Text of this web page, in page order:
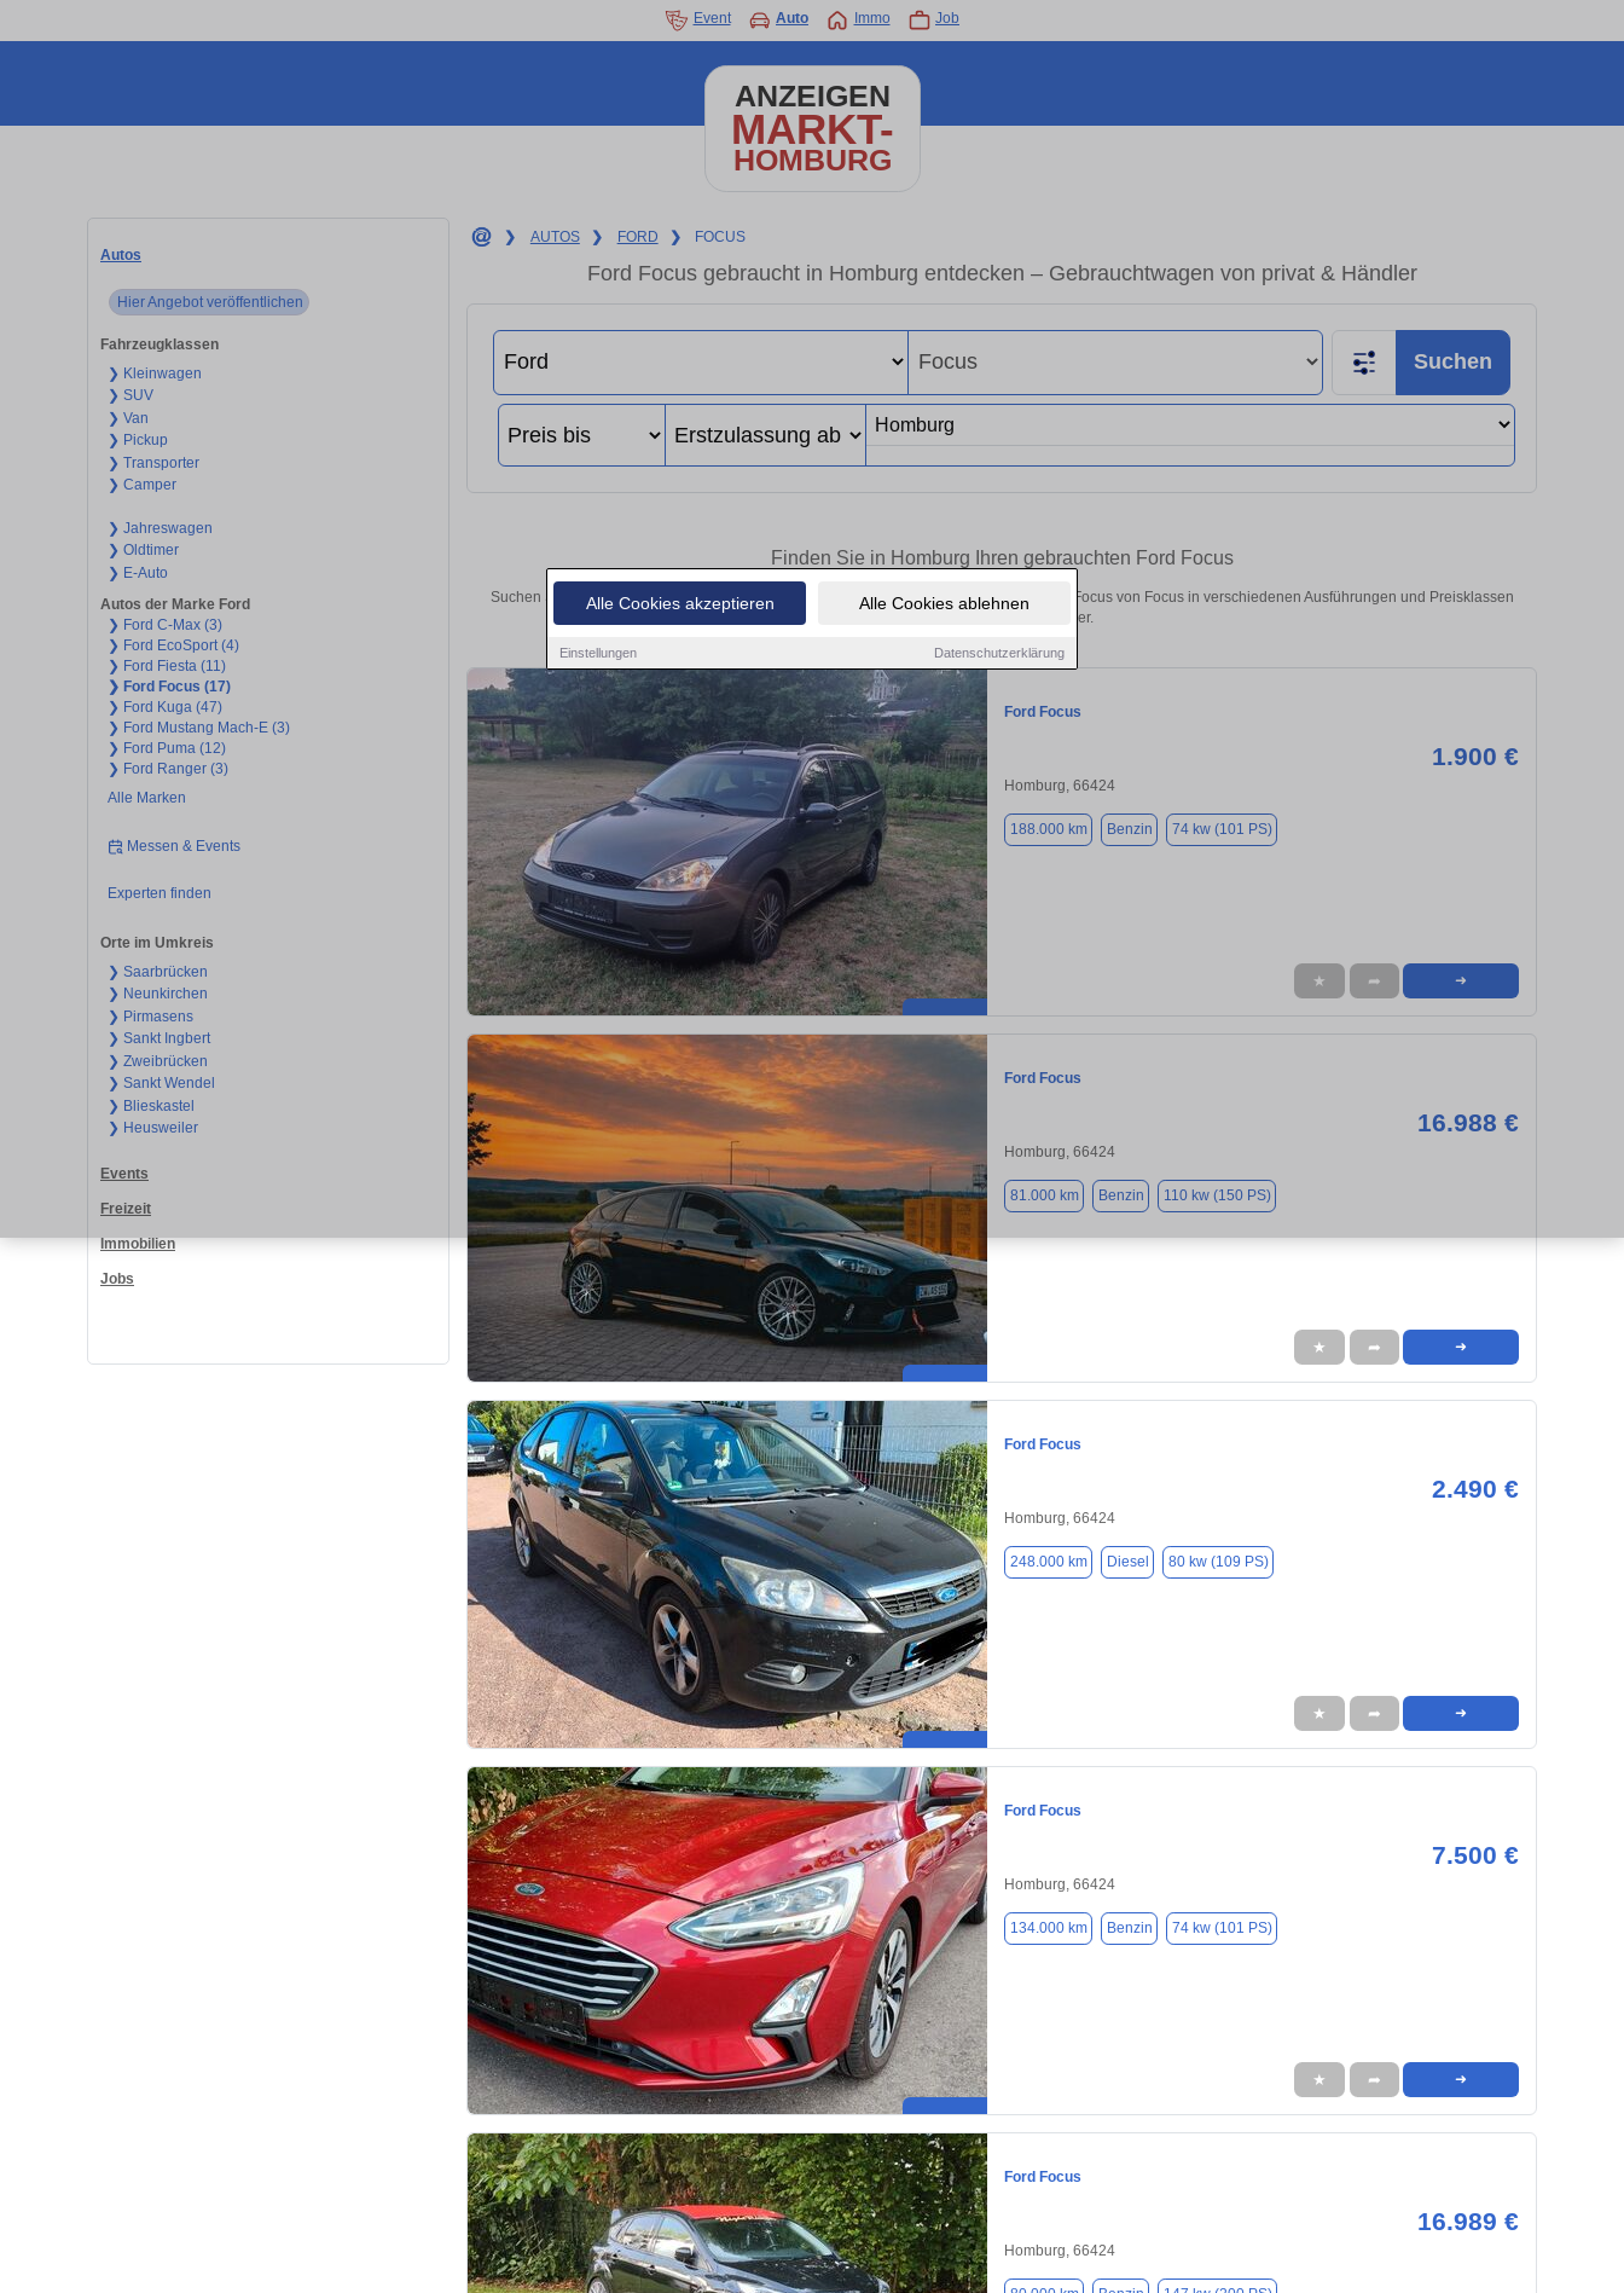
Alle Cookies akzeptieren Alle Cookies ablehnen
Einstellungen Datenschutzerklärung
Event Auto Immo Job
ANZEIGEN
MARKT-
HOMBURG
Autos
Hier Angebot veröffentlichen
Fahrzeugklassen
❯ Kleinwagen
❯ SUV
❯ Van
❯ Pickup
❯ Transporter
❯ Camper
❯ Jahreswagen
❯ Oldtimer
❯ E-Auto
Autos der Marke Ford
❯ Ford C-Max (3)
❯ Ford EcoSport (4)
❯ Ford Fiesta (11)
❯ Ford Focus (17)
❯ Ford Kuga (47)
❯ Ford Mustang Mach-E (3)
❯ Ford Puma (12)
❯ Ford Ranger (3)
Alle Marken
Messen & Events
Experten finden
Orte im Umkreis
❯ Saarbrücken
❯ Neunkirchen
❯ Pirmasens
❯ Sankt Ingbert
❯ Zweibrücken
❯ Sankt Wendel
❯ Blieskastel
❯ Heusweiler
Events
Freizeit
Immobilien
Jobs
❯ AUTOS ❯ FORD ❯ FOCUS
Ford Focus gebraucht in Homburg entdecken – Gebrauchtwagen von privat & Händler
Suchen
Finden Sie in Homburg Ihren gebrauchten Ford Focus
Suchen Sie in Homburg einen Ford Focus Gebrauchtwagen? Entdecken Sie gebrauchte Focus von Focus in verschiedenen Ausführungen und Preisklassen
von privat und vom Händler.
Ford Focus
1.900 €
Homburg, 66424
188.000 km Benzin 74 kw (101 PS)
★ ➦ ➜
Ford Focus
16.988 €
Homburg, 66424
81.000 km Benzin 110 kw (150 PS)
★ ➦ ➜
Ford Focus
2.490 €
Homburg, 66424
248.000 km Diesel 80 kw (109 PS)
★ ➦ ➜
Ford Focus
7.500 €
Homburg, 66424
134.000 km Benzin 74 kw (101 PS)
★ ➦ ➜
Ford Focus
16.989 €
Homburg, 66424